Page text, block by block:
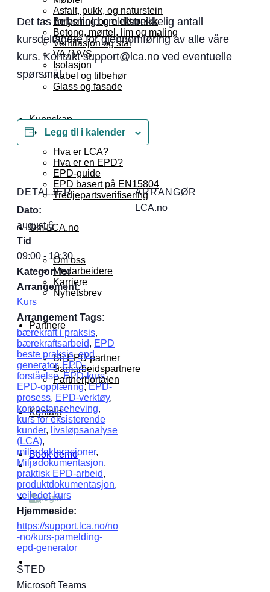
Asfalt, pukk, og naturstein
Belysning og elektronikk
Betong, mørtel, lim og maling
Ventilasjon og stål
VA / VVS
Isolasjon
Kabel og tilbehør
Glass og fasade
Kunnskap
Hva er LCA?
Hva er en EPD?
EPD-guide
EPD basert på EN15804
Tredjepartsverifisering
Om LCA.no
Om oss
Medarbeidere
Karriere
Nyhetsbrev
Partnere
Bli EPD partner
Samarbeidspartnere
Partnerportalen
Kontakt
Book demo
login
Det tas forbehold om tilstrekkelig antall
kursdeltagere for gjennomføring av alle våre
kurs. Kontakt support@lca.no ved eventuelle
spørsmål.
Legg til i kalender
DETALJER
Dato:
august 6
Tid
09:00 - 10:30
Kategori for
Arrangement:
Kurs
Arrangement Tags:
bærekraft i praksis,
bærekraftsarbeid, EPD
beste praksis,epd
generator,EPD-
forståelse,EPD-kurs,
EPD-opplæring,EPD-
prosess, EPD-verktøy,
kompetanseheving,
kurs for eksisterende
kunder, livsløpsanalyse
(LCA),
miljødeklarasjoner,
Miljødokumentasjon,
praktisk EPD-arbeid,
produktdokumentasjon,
veiledet kurs
Hjemmeside:
https://support.lca.no/no
-no/kurs-pamelding-
epd-generator
STED
Microsoft Teams
ARRANGØR
LCA.no